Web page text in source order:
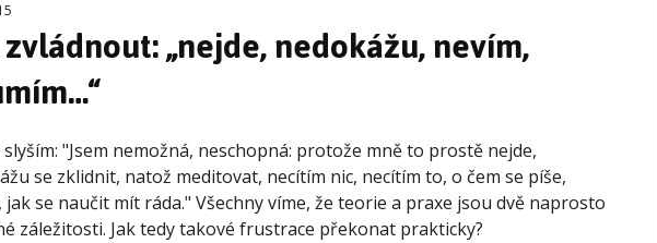
„nejde, nedokážu, nevím,
slyším: "Jsem nemožná, neschopná: protože mně to prostě nejde,
se zklidnit, natož meditovat, necítím nic, necítím to, o čem se píše,
jak se naučit mít ráda." Všechny víme, že teorie a praxe jsou dvě naprosto
záležitosti. Jak tedy takové frustrace překonat prakticky?